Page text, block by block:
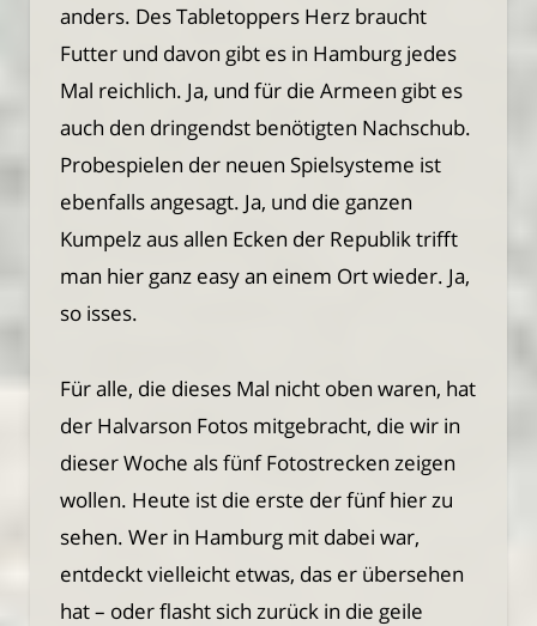
anders. Des Tabletoppers Herz braucht
Futter und davon gibt es in Hamburg jedes
Mal reichlich. Ja, und für die Armeen gibt es
auch den dringendst benötigten Nachschub.
Probespielen der neuen Spielsysteme ist
ebenfalls angesagt. Ja, und die ganzen
Kumpelz aus allen Ecken der Republik trifft
man hier ganz easy an einem Ort wieder. Ja,
so isses.
Für alle, die dieses Mal nicht oben waren, hat
der Halvarson Fotos mitgebracht, die wir in
dieser Woche als fünf Fotostrecken zeigen
wollen. Heute ist die erste der fünf hier zu
sehen. Wer in Hamburg mit dabei war,
entdeckt vielleicht etwas, das er übersehen
hat – oder flasht sich zurück in die geile